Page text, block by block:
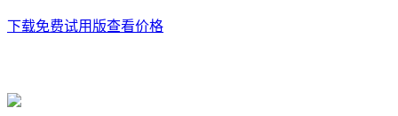
下载免费试用版查看价格